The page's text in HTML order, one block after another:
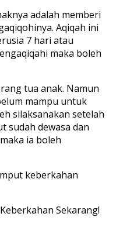
adalah memberi
Aqiqah ini
7 hari atau
maka boleh
tua anak. Namun
mampu untuk
silaksanakan setelah
sudah dewasa dan
ia boleh
keberkahan
Sekarang!